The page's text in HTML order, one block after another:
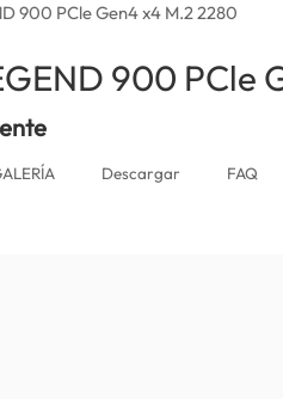
900 PCle Gen4 x4 M.2 2280
900 PCle
Descargar FAQ